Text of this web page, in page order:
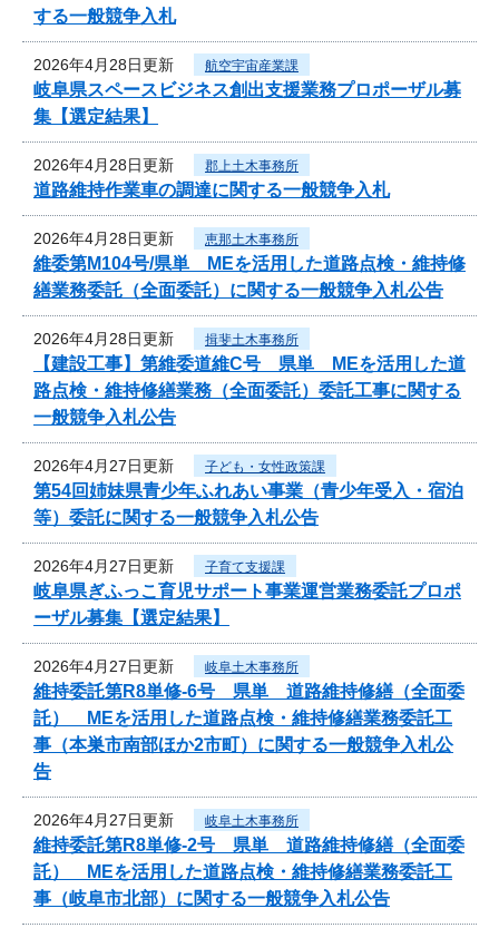
する一般競争入札
2026年4月28日更新 航空宇宙産業課
岐阜県スペースビジネス創出支援業務プロポーザル募
集【選定結果】
2026年4月28日更新 郡上土木事務所
道路維持作業車の調達に関する一般競争入札
2026年4月28日更新 恵那土木事務所
維委第M104号/県単 MEを活用した道路点検・維持修
繕業務委託（全面委託）に関する一般競争入札公告
2026年4月28日更新 揖斐土木事務所
【建設工事】第維委道維C号 県単 MEを活用した道
路点検・維持修繕業務（全面委託）委託工事に関する
一般競争入札公告
2026年4月27日更新 子ども・女性政策課
第54回姉妹県青少年ふれあい事業（青少年受入・宿泊
等）委託に関する一般競争入札公告
2026年4月27日更新 子育て支援課
岐阜県ぎふっこ育児サポート事業運営業務委託プロポ
ーザル募集【選定結果】
2026年4月27日更新 岐阜土木事務所
維持委託第R8単修-6号 県単 道路維持修繕（全面委
託） MEを活用した道路点検・維持修繕業務委託工
事（本巣市南部ほか2市町）に関する一般競争入札公
告
2026年4月27日更新 岐阜土木事務所
維持委託第R8単修-2号 県単 道路維持修繕（全面委
託） MEを活用した道路点検・維持修繕業務委託工
事（岐阜市北部）に関する一般競争入札公告